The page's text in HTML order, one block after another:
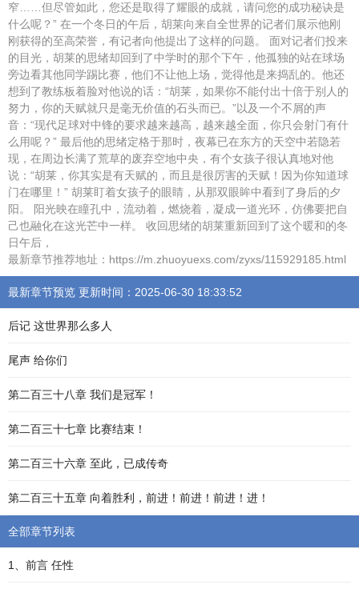
窄……但尽管如此，您还是取得了耀眼的成就，请问您的成功秘诀是
什么呢？” 在一个冬日的午后，胡莱向来自全世界的记者们展示他刚
刚获得的至高荣誉，有记者向他提出了这样的问题。 面对记者们投来
的目光，胡莱的思绪却回到了中学时的那个下午，他孤独的站在球场
旁边看其他同学踢比赛，他们不让他上场，觉得他是来捣乱的。他还
想到了教练板着脸对他说的话：“胡莱，如果你不能付出十倍于别人的
努力，你的天赋就只是毫无价值的石头而已。”以及一个不屑的声
音：“现代足球对中锋的要求越来越高，越来越全面，你只会射门有什
么用呢？” 最后他的思绪定格于那时，夜幕已在东方的天空中若隐若
现，在周边长满了荒草的废弃空地中央，有个女孩子很认真地对他
说：“胡莱，你其实是有天赋的，而且是很厉害的天赋！因为你知道球
门在哪里！” 胡莱盯着女孩子的眼睛，从那双眼眸中看到了身后的夕
阳。 阳光映在瞳孔中，流动着，燃烧着，凝成一道光环，仿佛要把自
己也融化在这光芒中一样。 收回思绪的胡莱重新回到了这个暖和的冬
日午后，
最新章节推荐地址：https://m.zhuoyuexs.com/zyxs/115929185.html
最新章节预览 更新时间：2025-06-30 18:33:52
后记 这世界那么多人
尾声 给你们
第二百三十八章 我们是冠军！
第二百三十七章 比赛结束！
第二百三十六章 至此，已成传奇
第二百三十五章 向着胜利，前进！前进！前进！进！
全部章节列表
1、前言 任性